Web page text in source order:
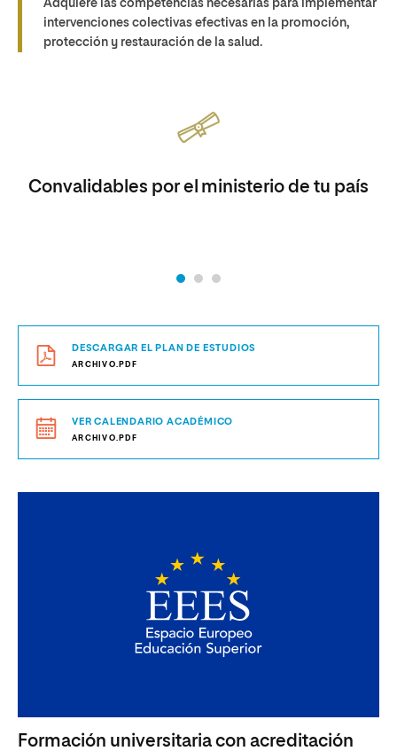
Adquiere las competencias necesarias para implementar
intervenciones colectivas efectivas en la promoción,
protección y restauración de la salud.
Convalidables por el ministerio de tu país
DESCARGAR EL PLAN DE ESTUDIOS
ARCHIVO.PDF
VER CALENDARIO ACADÉMICO
ARCHIVO.PDF
Formación universitaria con acreditación